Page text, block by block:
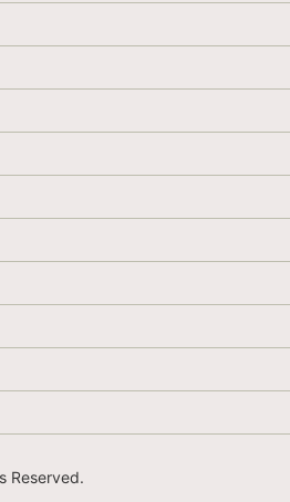
Reserved.